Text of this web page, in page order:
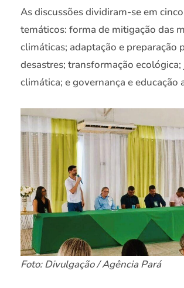
As discussões dividiram-se em
temáticos: forma de mitigação das
climáticas; adaptação e preparação
desastres; transformação ecológica;
climática; e governança e educação
Foto: Divulgação / Agência Pará